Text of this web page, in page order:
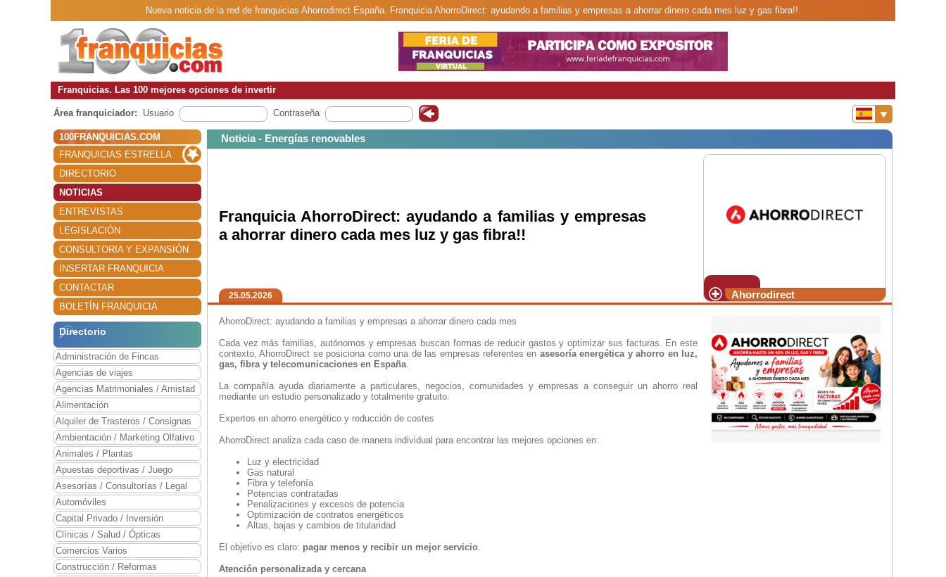
Nueva noticia de la red de franquicias Ahorrodirect España. Franquicia AhorroDirect: ayudando a familias y empresas a ahorrar dinero cada mes luz y gas fibra!!.
Franquicias. Las 100 mejores opciones de invertir
Área franquiciador: Usuario Contraseña
100FRANQUICIAS.COM
FRANQUICIAS ESTRELLA
DIRECTORIO
NOTICIAS
ENTREVISTAS
LEGISLACIÓN
CONSULTORIA Y EXPANSIÓN
INSERTAR FRANQUICIA
CONTACTAR
BOLETÍN FRANQUICIA
Directorio
Administración de Fincas
Agencias de viajes
Agencias Matrimoniales / Amistad
Alimentación
Alquiler de Trasteros / Consignas
Ambientación / Marketing Olfativo
Animales / Plantas
Apuestas deportivas / Juego
Asesorías / Consultorías / Legal
Automóviles
Capital Privado / Inversión
Clínicas / Salud / Ópticas
Comercios Varios
Construcción / Reformas
Noticia - Energías renovables
Ahorrodirect
Franquicia AhorroDirect: ayudando a familias y empresas
a ahorrar dinero cada mes luz y gas fibra!!
25.05.2026
AhorroDirect: ayudando a familias y empresas a ahorrar dinero cada mes
Cada vez más familias, autónomos y empresas buscan formas de reducir gastos y optimizar sus facturas. En este
contexto, AhorroDirect se posiciona como una de las empresas referentes en asesoría energética y ahorro en luz,
gas, fibra y telecomunicaciones en España.
La compañía ayuda diariamente a particulares, negocios, comunidades y empresas a conseguir un ahorro real
mediante un estudio personalizado y totalmente gratuito.
Expertos en ahorro energético y reducción de costes
AhorroDirect analiza cada caso de manera individual para encontrar las mejores opciones en:
Luz y electricidad
Gas natural
Fibra y telefonía
Potencias contratadas
Penalizaciones y excesos de potencia
Optimización de contratos energéticos
Altas, bajas y cambios de titularidad
El objetivo es claro: pagar menos y recibir un mejor servicio.
Atención personalizada y cercana